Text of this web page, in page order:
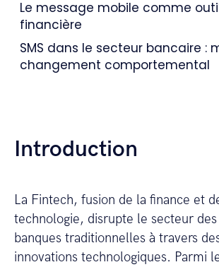
Le message mobile comme
financière
SMS dans le secteur bancaire :
changement comportemental
Introduction
La Fintech, fusion de la finance et
technologie, disrupte le secteur des
banques traditionnelles à travers
innovations technologiques. Parmi